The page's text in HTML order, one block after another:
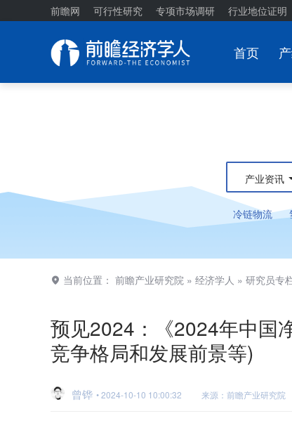
前瞻网 可行性研究 专项市场调研 行业地位证明
首页
产业资讯
冷链物流
当前位置： 前瞻产业研究院 » 经济学人 » 研究员专
预见2024：《2024年中国
竞争格局和发展前景等)
曾铧 • 2024-10-10 10:00:32 来源：前瞻产业研究院